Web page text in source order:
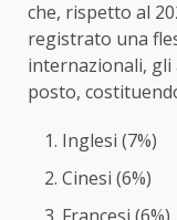
che, rispetto al
registrato una
internazionali, gli
posto,
Inglesi (7%)
Cinesi (6%)